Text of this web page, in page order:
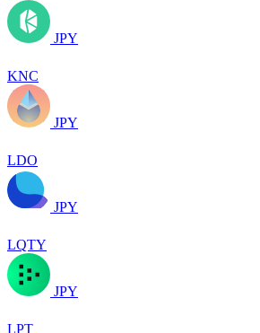
JPY
KNC
JPY
LDO
JPY
LQTY
JPY
LPT